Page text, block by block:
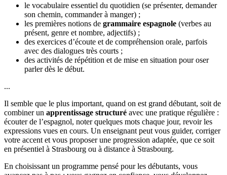
le vocabulaire essentiel du quotidien (se présenter, demander
son chemin, commander à manger) ;
les premières notions de grammaire espagnole (verbes au
présent, genre et nombre, adjectifs) ;
des exercices d’écoute et de compréhension orale, parfois
avec des dialogues très courts ;
des activités de répétition et de mise en situation pour oser
parler dès le début.
...
Il semble que le plus important, quand on est grand débutant, soit de
combiner un apprentissage structuré avec une pratique régulière :
écouter de l’espagnol, noter quelques mots chaque jour, revoir les
expressions vues en cours. Un enseignant peut vous guider, corriger
votre accent et vous proposer une progression adaptée, que ce soit
en présentiel à Strasbourg ou à distance à Strasbourg.
En choisissant un programme pensé pour les débutants, vous